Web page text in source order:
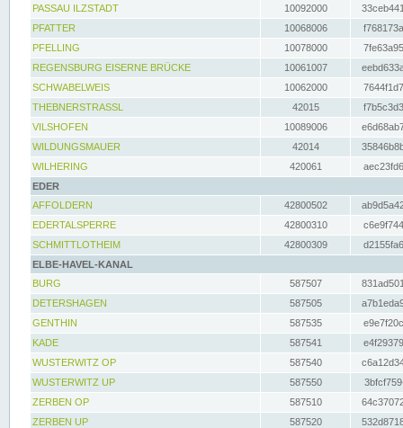
PASSAU ILZSTADT
10092000
PFATTER
10068006
PFELLING
10078000
REGENSBURG EISERNE BRÜCKE
10061007
SCHWABELWEIS
10062000
THEBNERSTRASSL
42015
VILSHOFEN
10089006
WILDUNGSMAUER
42014
WILHERING
420061
EDER
AFFOLDERN
42800502
EDERTALSPERRE
42800310
SCHMITTLOTHEIM
42800309
ELBE-HAVEL-KANAL
BURG
587507
DETERSHAGEN
587505
GENTHIN
587535
KADE
587541
WUSTERWITZ OP
587540
WUSTERWITZ UP
587550
ZERBEN OP
587510
ZERBEN UP
587520